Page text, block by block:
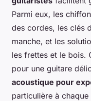
Parmi eux, les
des cordes, les clés
manche, et les
les frettes et le bois.
pour une guitare
acoustique pour
particulière à